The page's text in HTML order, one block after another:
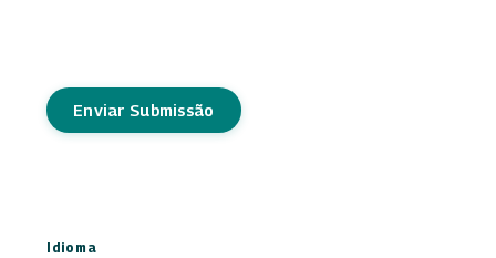
Enviar Submissão
Idioma